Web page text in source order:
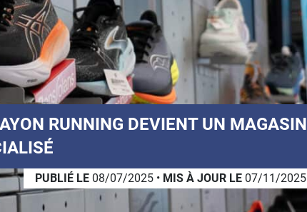
RUNNING DEVIENT UN MAGASIN
PUBLIÉ LE 08/07/2025 • MIS À JOUR LE 07/11/2025